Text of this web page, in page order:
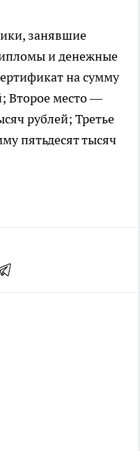
занявшие
и денежные
на сумму
Второе место —
рублей; Третье
пятьдесят тысяч